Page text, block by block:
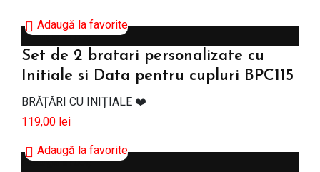
Adaugă la favorite
Adaugă în coș
Set de 2 bratari personalizate cu
Initiale si Data pentru cupluri BPC115
BRĂȚĂRI CU INIȚIALE ❤️
119,00 lei
Adaugă la favorite
Adaugă în coș